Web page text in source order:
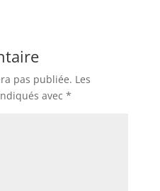
pas publiée. Les
avec *